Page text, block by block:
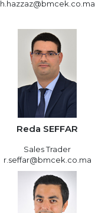
h.hazzaz@bmcek.co.ma
Reda SEFFAR
Sales Trader
r.seffar@bmcek.co.ma